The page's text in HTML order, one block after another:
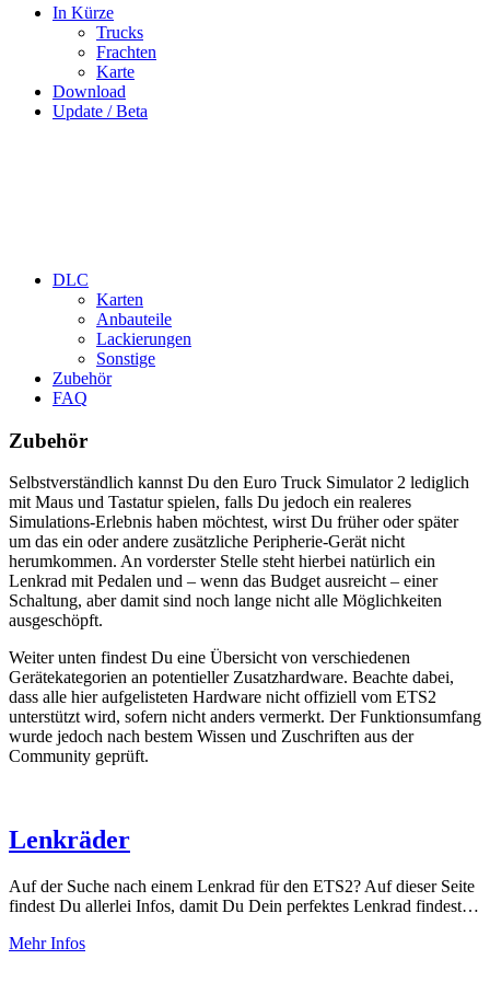
In Kürze
Trucks
Frachten
Karte
Download
Update / Beta
DLC
Karten
Anbauteile
Lackierungen
Sonstige
Zubehör
FAQ
Zubehör
Selbstverständlich kannst Du den Euro Truck Simulator 2 lediglich
mit Maus und Tastatur spielen, falls Du jedoch ein realeres
Simulations-Erlebnis haben möchtest, wirst Du früher oder später
um das ein oder andere zusätzliche Peripherie-Gerät nicht
herumkommen. An vorderster Stelle steht hierbei natürlich ein
Lenkrad mit Pedalen und – wenn das Budget ausreicht – einer
Schaltung, aber damit sind noch lange nicht alle Möglichkeiten
ausgeschöpft.
Weiter unten findest Du eine Übersicht von verschiedenen
Gerätekategorien an potentieller Zusatzhardware. Beachte dabei,
dass alle hier aufgelisteten Hardware nicht offiziell vom ETS2
unterstützt wird, sofern nicht anders vermerkt. Der Funktionsumfang
wurde jedoch nach bestem Wissen und Zuschriften aus der
Community geprüft.
Lenkräder
Auf der Suche nach einem Lenkrad für den ETS2? Auf dieser Seite
findest Du allerlei Infos, damit Du Dein perfektes Lenkrad findest…
Mehr Infos